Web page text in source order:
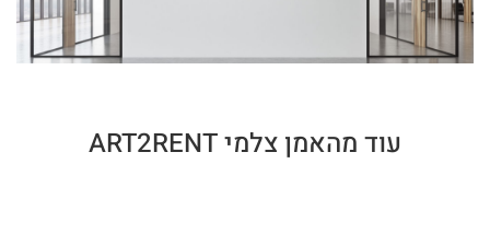
עוד מהאמן צלמי ART2RENT